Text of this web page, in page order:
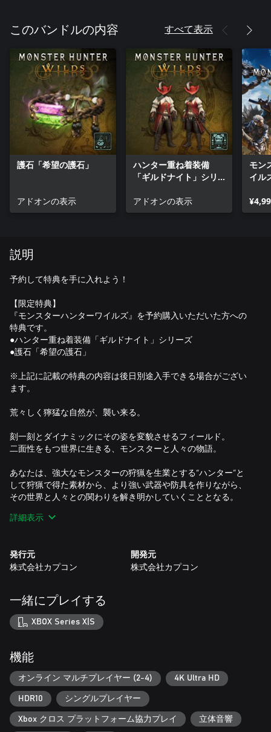
このバンドルの内容 すべて表示
護石「希望の護石」
アドオンの表示
ハンター重ね着装備
「ギルドナイト」シリ
アドオンの表示
モン
イル
説明
予約して特典を手に入れよう！
【限定特典】
『モンスターハンターワイルズ』を予約購入いただいた方への
特典です。
●ハンター重ね着装備「ギルドナイト」シリーズ
●護石「希望の護石」
※上記に記載の特典の内容は後日別途入手できる場合がござい
ます。
荒々しく獰猛な自然が、襲い来る。
刻一刻とダイナミックにその姿を変貌させるフィールド。
二面性をもつ世界に生きる、モンスターと人々の物語。
あなたは、強大なモンスターの狩猟を生業とする“ハンター”と
して狩猟で得た素材から、より強い武器や防具を作りながら、
その世界と人々との関わりを解き明かしていくこととなる。
進化したハンティングアクションと、途切れることのない没入
STORY
数年前、ギルドが調査したことのない未踏の領域「禁足地」と
謎のモンスターの襲撃から単身逃げ延びた彼の言葉を手掛かり
に、ギルドは調査隊を結成。
「白の孤影」と呼ばれるモンスターの調査と、襲撃された守人
一族の救助を任命されたハンター達「調査隊」の旅がいま、始
A LIVING WORLD / 生きた世界
飢えた肉食モンスターが群れて争う過酷な「荒廃期」と、 「異
常気象」を経て迎える、豊かな生命が溢れる「豊穣期」という
二面性を持っており、ひとところにいたとしても、 時によって
全く異なる表情を見せる。
詳細表示
発行元
株式会社カプコン
開発元
株式会社カプコン
一緒にプレイする
XBOX Series X|S
機能
オンライン マルチプレイヤー (2-4) 4K Ultra HD
HDR10 シングルプレイヤー
Xbox クロス プラットフォーム協力プレイ 立体音響